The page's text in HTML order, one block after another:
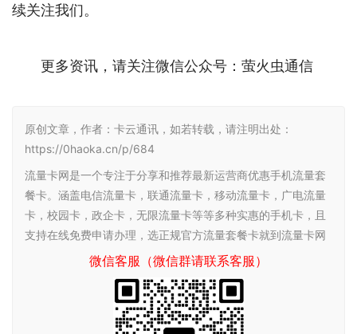
续关注我们。
更多资讯，请关注微信公众号：萤火虫通信
原创文章，作者：卡云通讯，如若转载，请注明出处：
https://0haoka.cn/p/684
流量卡网是一个专注于分享和推荐最新运营商优惠手机流量套
餐卡。涵盖电信流量卡，联通流量卡，移动流量卡，广电流量
卡，校园卡，政企卡，无限流量卡等等多种实惠的手机卡，且
支持在线免费申请办理，选正规官方流量套餐卡就到流量卡网
微信客服（微信群请联系客服）